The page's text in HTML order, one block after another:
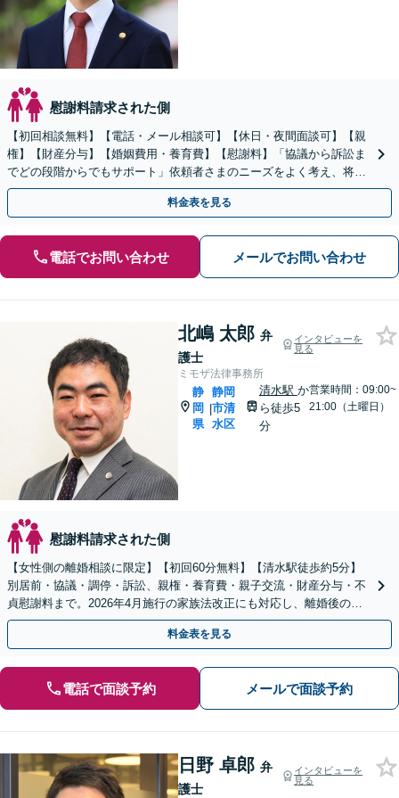
慰謝料請求された側
【初回相談無料】【電話・メール相談可】【休日・夜間面談可】【親
権】【財産分与】【婚姻費用・養育費】【慰謝料】「協議から訴訟ま
でどの段階からでもサポート」依頼者さまのニーズをよく考え、将来
を見据えたサポートができるよう親身に対応いたします。
料金表を見る
電話でお問い合わせ メールでお問い合わせ
北嶋 太郎 弁
護士
インタビューを
見る
ミモザ法律事務所
静
岡
県
|
静岡
市清
水区
清水駅 か
ら徒歩5
分
営業時間：09:00~
21:00（土曜日）
慰謝料請求された側
【女性側の離婚相談に限定】【初回60分無料】【清水駅徒歩約5分】
別居前・協議・調停・訴訟、親権・養育費・親子交流・財産分与・不
貞慰謝料まで。2026年4月施行の家族法改正にも対応し、離婚後の生
活を見据えて解決を支えます。
料金表を見る
電話で面談予約 メールで面談予約
日野 卓郎 弁
護士
インタビューを
見る